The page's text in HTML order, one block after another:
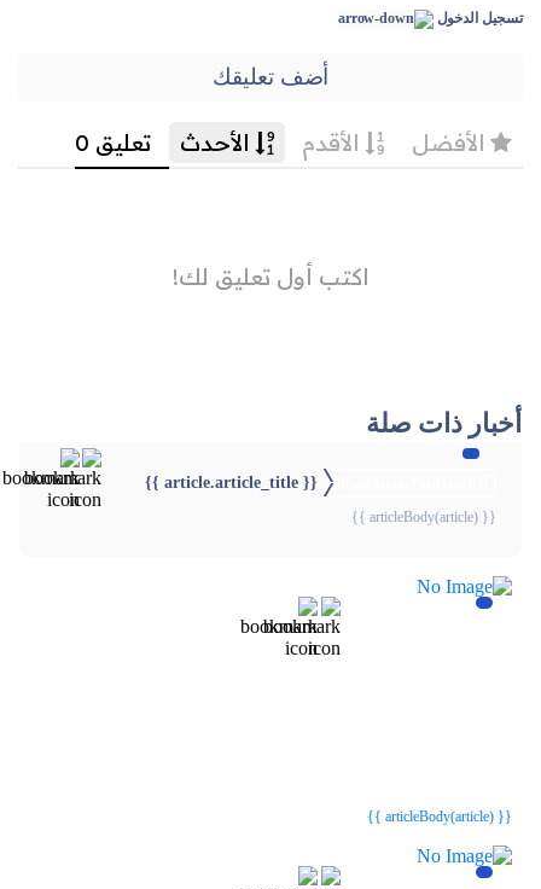
تسجيل الدخول
أضف تعليقك
أخبار ذات صلة
{{ article.article_title }}
{{ articleBody(article) }}
{{ articleBody(article) }}